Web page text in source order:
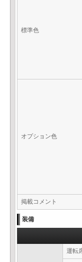
標準色
オプション色
掲載コメント
装備
運転